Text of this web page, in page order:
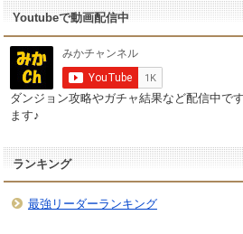
Youtubeで動画配信中
ダンジョン攻略やガチャ結果など配信中で
ます♪
ランキング
最強リーダーランキング